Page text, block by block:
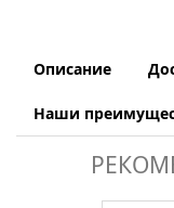
Описание
Наши